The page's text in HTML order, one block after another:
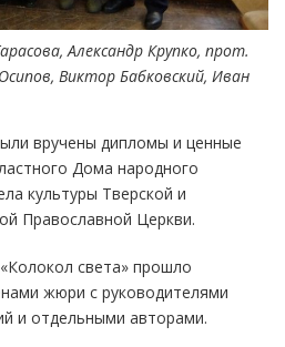
Александр Крупко, прот.
Виктор Бабковский, Иван
вручены дипломы и ценные
Дома народного
культуры Тверской и
Православной Церкви.
света» прошло
жюри с руководителями
и отдельными авторами.